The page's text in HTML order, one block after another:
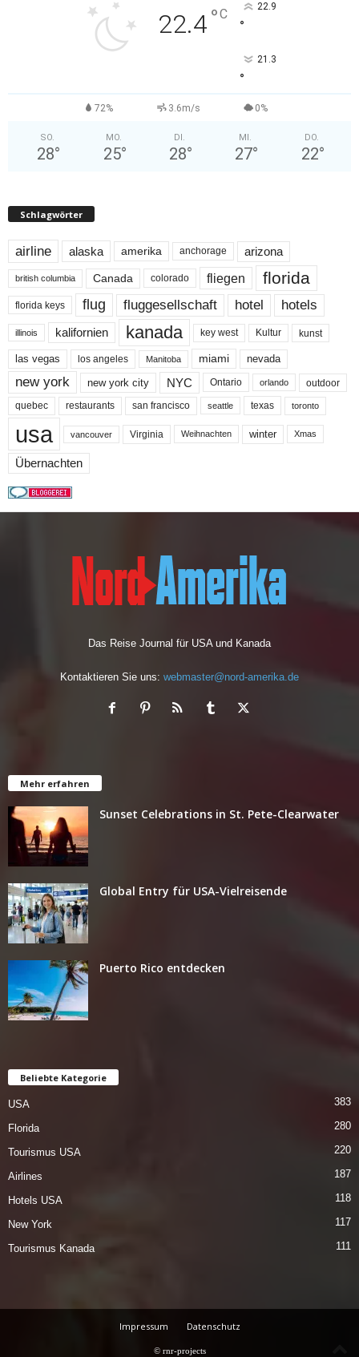
22.4°C 22.9
°
21.3
°
72% 3.6m/s 0%
SO.
28°
MO.
25°
DI.
28°
MI.
27°
DO.
22°
Schlagwörter
airline alaska amerika anchorage arizona
british columbia Canada colorado fliegen florida
florida keys flug fluggesellschaft hotel hotels
illinois kalifornien kanada key west Kultur kunst
las vegas los angeles Manitoba miami nevada
new york new york city NYC Ontario orlando outdoor
quebec restaurants san francisco seattle texas toronto
usa vancouver Virginia Weihnachten winter Xmas
Übernachten
Das Reise Journal für USA und Kanada
Kontaktieren Sie uns: webmaster@nord-amerika.de
Mehr erfahren
Sunset Celebrations in St. Pete-Clearwater
Global Entry für USA-Vielreisende
Puerto Rico entdecken
Beliebte Kategorie
USA 383
Florida 280
Tourismus USA 220
Airlines 187
Hotels USA 118
New York 117
Tourismus Kanada 111
Impressum Datenschutz
© rnr-projects